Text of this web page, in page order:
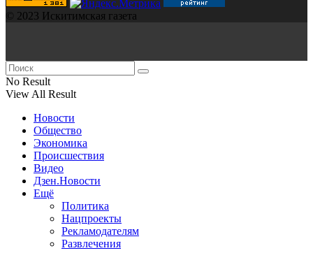
© 2023 Искитимская газета
No Result
View All Result
Новости
Общество
Экономика
Происшествия
Видео
Дзен.Новости
Ещё
Политика
Нацпроекты
Рекламодателям
Развлечения